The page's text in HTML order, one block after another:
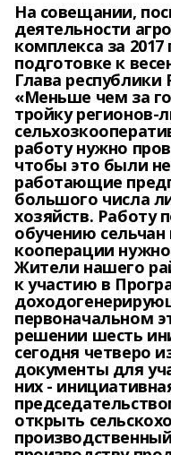
На совещании,
деятельности
комплекса за
подготовке к
Глава республики
«Меньше чем за
тройку регионов-
работу нужно
чтобы это были
работающие
большого числа
хозяйств. Работу
обучению
кооперации
Жители нашего
к участию в
первоначальном
решении шесть
сегодня четверо
документы для
них -
открыть